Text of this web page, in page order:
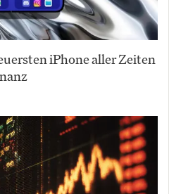
iPhone aller Zeiten